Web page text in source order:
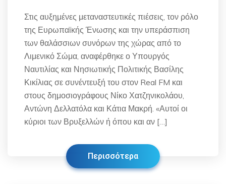
Στις αυξημένες μεταναστευτικές πιέσεις, τον ρόλο
της Ευρωπαϊκής Ένωσης και την υπεράσπιση
των θαλάσσιων συνόρων της χώρας από το
Λιμενικό Σώμα, αναφέρθηκε ο Υπουργός
Ναυτιλίας και Νησιωτικής Πολιτικής Βασίλης
Κικίλιας σε συνέντευξή του στον Real FM και
στους δημοσιογράφους Νίκο Χατζηνικολάου,
Αντώνη Δελλατόλα και Κάτια Μακρή. «Αυτοί οι
κύριοι των Βρυξελλών ή όπου και αν […]
Περισσότερα